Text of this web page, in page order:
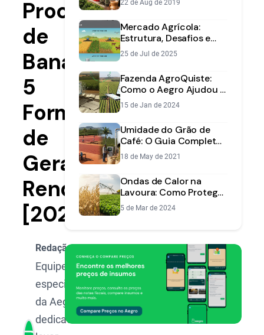
Processamento
de
Banana:
5
Formas
de
Gerar
Renda
[2025]
Redação Aegro
Equipe de
especialistas
da Aegro,
dedicada a
Qualidade
22 de Aug de 2019
Mercado Agrícola:
Estrutura, Desafios e
Oportunidades no Brasil
25 de Jul de 2025
Fazenda AgroQuiste:
Como o Aegro Ajudou a
Transformar Informação
em Lucro
15 de Jan de 2024
Umidade do Grão de
Café: O Guia Completo
para Secagem e
Qualidade
18 de May de 2021
Ondas de Calor na
Lavoura: Como Proteger
Soja e Milho do Estresse
Climático
5 de Mar de 2024